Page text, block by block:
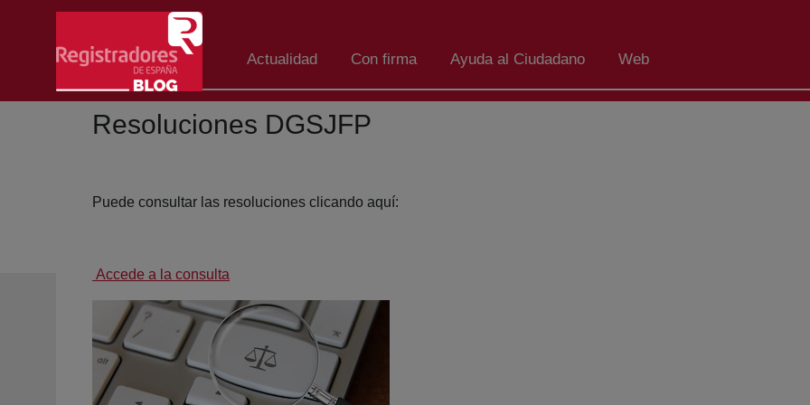
Saltar al contenido principal
Actualidad Con firma Ayuda al Ciudadano Web
Resoluciones DGSJFP
Puede consultar las resoluciones clicando aquí:
Accede a la consulta